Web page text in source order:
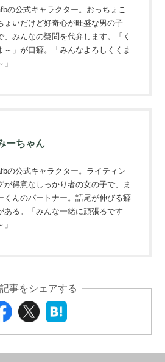
の公式キャラクター。おっちょこ
ょいだけど好奇心が旺盛な男の子
、みんなの疑問を代弁します。「く
～」が口癖。「みんなよろしくくま
」
ーちゃん
の公式キャラクター。ライティン
が得意なしっかり者の女の子で、ま
くんのパートナー。語尾が伸びる癖
ある。「みんな一緒に頑張るです
」
事をシェアする